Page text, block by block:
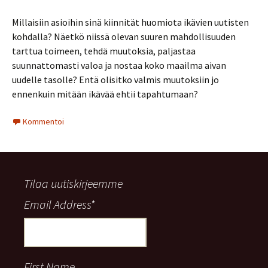
Millaisiin asioihin sinä kiinnität huomiota ikävien uutisten
kohdalla? Näetkö niissä olevan suuren mahdollisuuden
tarttua toimeen, tehdä muutoksia, paljastaa
suunnattomasti valoa ja nostaa koko maailma aivan
uudelle tasolle? Entä olisitko valmis muutoksiin jo
ennenkuin mitään ikävää ehtii tapahtumaan?
Kommentoi
Tilaa uutiskirjeemme
Email Address*